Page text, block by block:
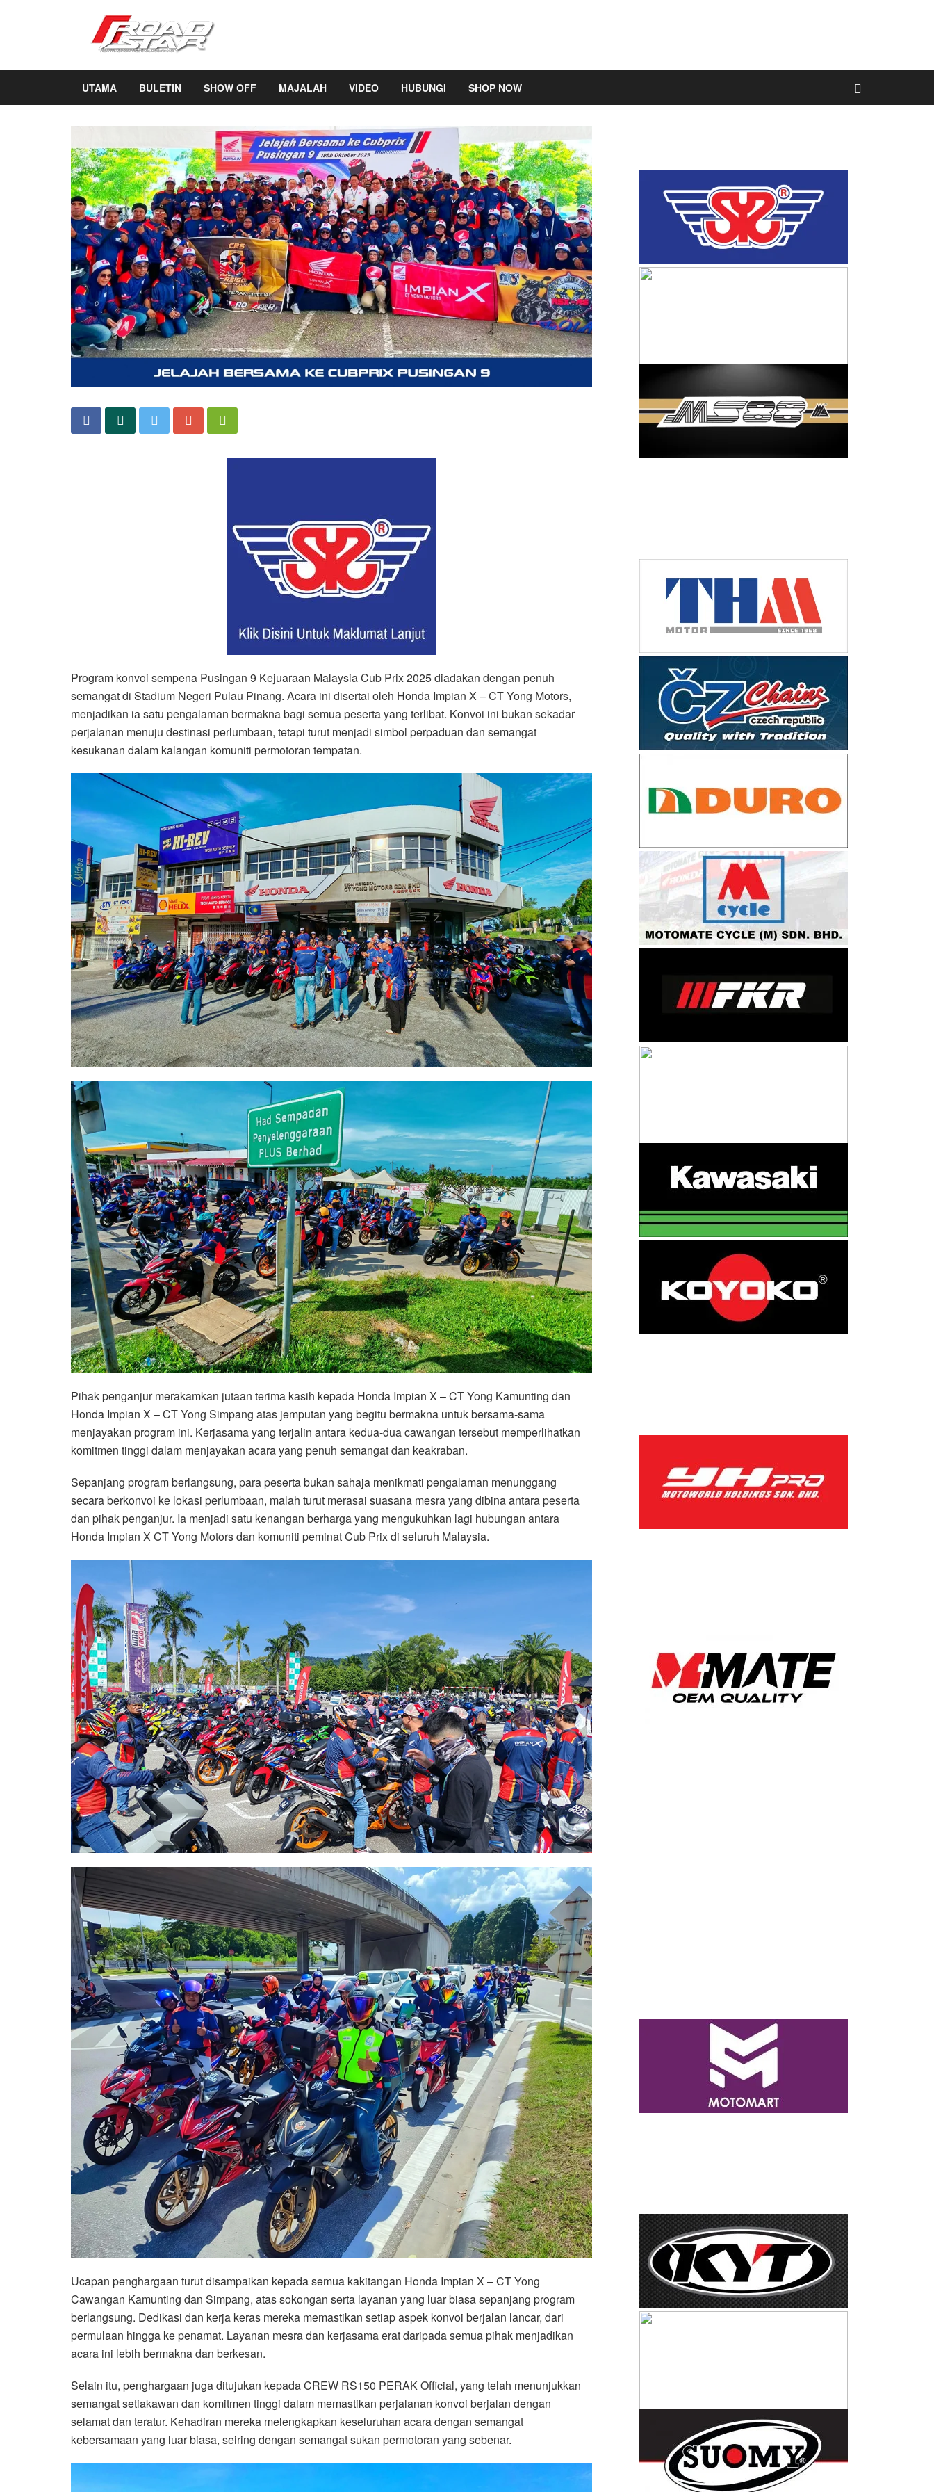
UTAMA BULETIN SHOW OFF MAJALAH VIDEO HUBUNGI SHOP NOW
Program konvoi sempena Pusingan 9 Kejuaraan Malaysia Cub Prix 2025 diadakan dengan penuh
semangat di Stadium Negeri Pulau Pinang. Acara ini disertai oleh Honda Impian X – CT Yong Motors,
menjadikan ia satu pengalaman bermakna bagi semua peserta yang terlibat. Konvoi ini bukan sekadar
perjalanan menuju destinasi perlumbaan, tetapi turut menjadi simbol perpaduan dan semangat
kesukanan dalam kalangan komuniti permotoran tempatan.
Pihak penganjur merakamkan jutaan terima kasih kepada Honda Impian X – CT Yong Kamunting dan
Honda Impian X – CT Yong Simpang atas jemputan yang begitu bermakna untuk bersama-sama
menjayakan program ini. Kerjasama yang terjalin antara kedua-dua cawangan tersebut memperlihatkan
komitmen tinggi dalam menjayakan acara yang penuh semangat dan keakraban.
Sepanjang program berlangsung, para peserta bukan sahaja menikmati pengalaman menunggang
secara berkonvoi ke lokasi perlumbaan, malah turut merasai suasana mesra yang dibina antara peserta
dan pihak penganjur. Ia menjadi satu kenangan berharga yang mengukuhkan lagi hubungan antara
Honda Impian X CT Yong Motors dan komuniti peminat Cub Prix di seluruh Malaysia.
Ucapan penghargaan turut disampaikan kepada semua kakitangan Honda Impian X – CT Yong
Cawangan Kamunting dan Simpang, atas sokongan serta layanan yang luar biasa sepanjang program
berlangsung. Dedikasi dan kerja keras mereka memastikan setiap aspek konvoi berjalan lancar, dari
permulaan hingga ke penamat. Layanan mesra dan kerjasama erat daripada semua pihak menjadikan
acara ini lebih bermakna dan berkesan.
Selain itu, penghargaan juga ditujukan kepada CREW RS150 PERAK Official, yang telah menunjukkan
semangat setiakawan dan komitmen tinggi dalam memastikan perjalanan konvoi berjalan dengan
selamat dan teratur. Kehadiran mereka melengkapkan keseluruhan acara dengan semangat
kebersamaan yang luar biasa, seiring dengan semangat sukan permotoran yang sebenar.